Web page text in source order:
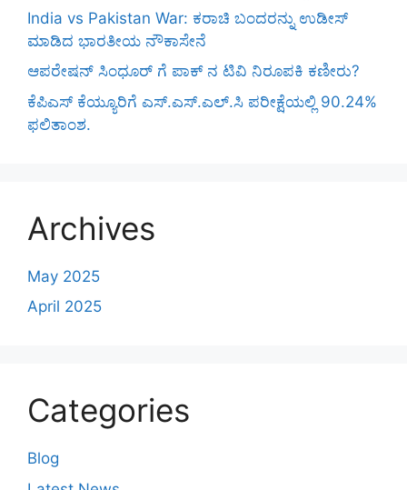
India vs Pakistan War: ಕರಾಚಿ ಬಂದರನ್ನು ಉಡೀಸ್
ಮಾಡಿದ ಭಾರತೀಯ ನೌಕಾಸೇನೆ
ಆಪರೇಷನ್ ಸಿಂಧೂರ್ ಗೆ ಪಾಕ್ ನ ಟಿವಿ ನಿರೂಪಕಿ ಕಣೀರು?
ಕೆಪಿಎಸ್‌ ಕೆಯ್ಯೂರಿಗೆ ಎಸ್.ಎಸ್.ಎಲ್.ಸಿ ಪರೀಕ್ಷೆಯಲ್ಲಿ 90.24%
ಫಲಿತಾಂಶ.
Archives
May 2025
April 2025
Categories
Blog